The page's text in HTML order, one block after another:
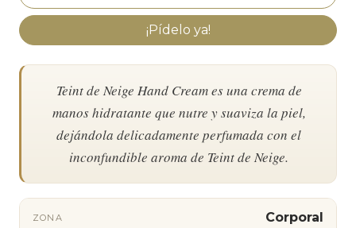
¡Pídelo ya!
Teint de Neige Hand Cream es una crema de
manos hidratante que nutre y suaviza la piel,
dejándola delicadamente perfumada con el
inconfundible aroma de Teint de Neige.
ZONA Corporal